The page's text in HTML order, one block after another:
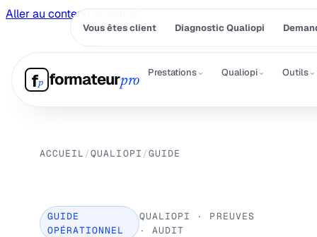
Aller au contenu principal
Vous êtes client Diagnostic Qualiopi
fp formateurpro
Prestations⌄ Qualiopi⌄ Outils⌄
ACCUEIL /QUALIOPI /GUIDE
GUIDE
OPÉRATIONNEL
QUALIOPI · PREUVES
· AUDIT